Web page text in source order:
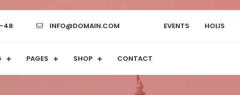
48 INFO@DOMAIN.COM EVENTS HOLIS
PAGES SHOP CONTACT